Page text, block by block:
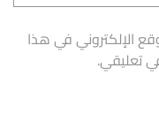
الإلكتروني في هذا
تعليقي.